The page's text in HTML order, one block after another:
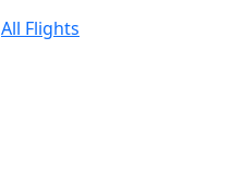
All Flights